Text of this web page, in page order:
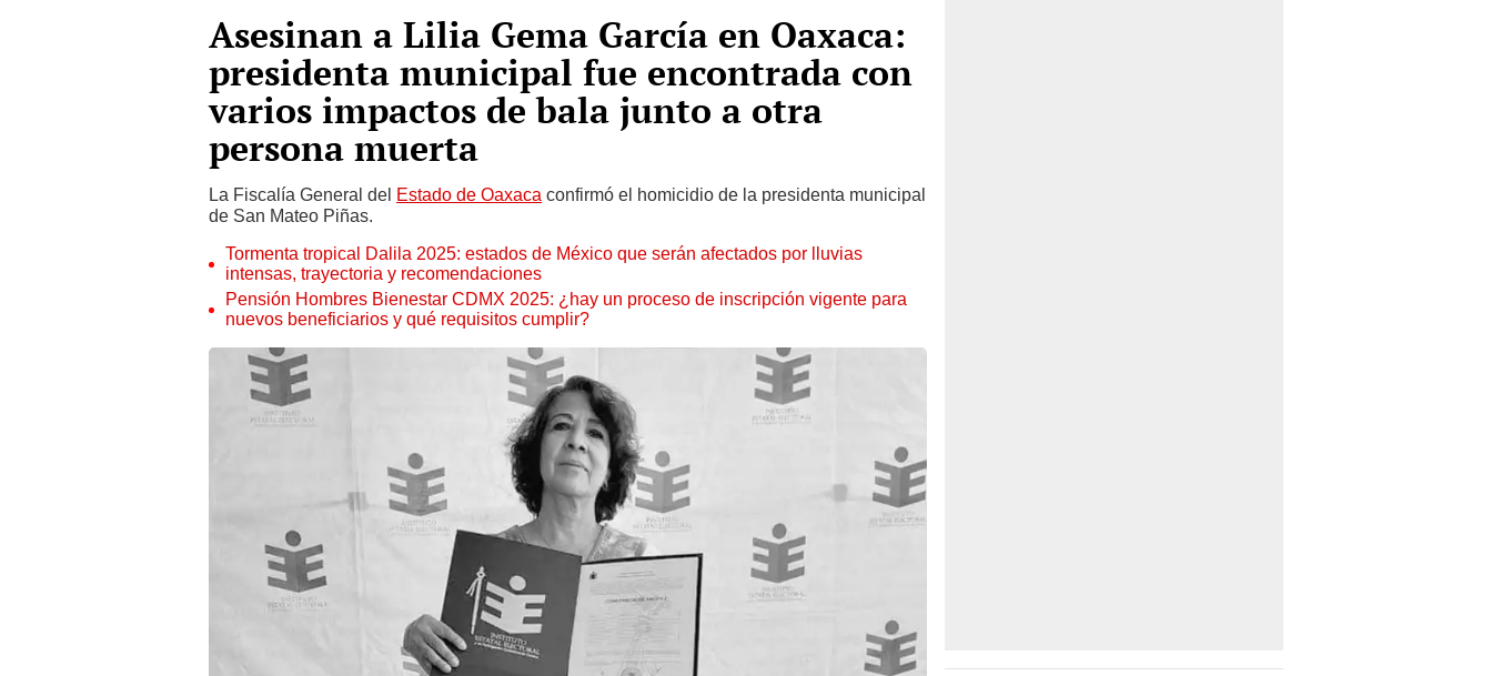
Asesinan a Lilia Gema García en Oaxaca:
presidenta municipal fue encontrada con
varios impactos de bala junto a otra
persona muerta
La Fiscalía General del Estado de Oaxaca confirmó el homicidio de la presidenta municipal
de San Mateo Piñas.
Tormenta tropical Dalila 2025: estados de México que serán afectados por lluvias
intensas, trayectoria y recomendaciones
Pensión Hombres Bienestar CDMX 2025: ¿hay un proceso de inscripción vigente para
nuevos beneficiarios y qué requisitos cumplir?